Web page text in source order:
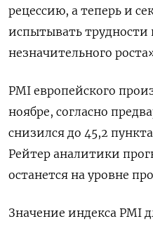
рецессию, а теперь и
испытывать трудности
незначительного
PMI европейского
ноябре, согласно
снизился до 45,2
Рейтер аналитики
останется на уровне
Значение индекса PMI